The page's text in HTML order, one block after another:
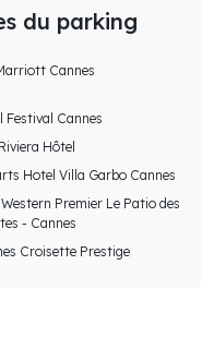
du parking
Cannes
Festival Cannes
Hôtel
Hotel Villa Garbo Cannes
Premier Le Patio des
- Cannes
Croisette Prestige